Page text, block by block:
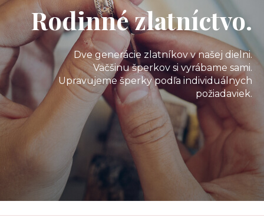
Rodinné zlatníctvo.
Dve generácie zlatníkov v našej dielni.
Väčšinu šperkov si vyrábame sami.
Upravujeme šperky podľa individuálnych
požiadaviek.